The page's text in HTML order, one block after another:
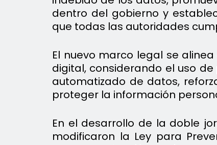
dentro del gobierno y
que todas las autoridades
El nuevo marco legal se
digital, considerando el uso
automatizado de datos,
proteger la información
En el desarrollo de la doble
modificaron la Ley para